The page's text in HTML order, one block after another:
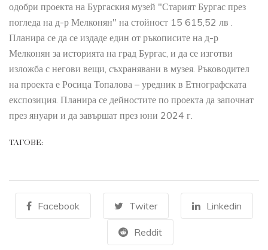
одобри проекта на Бургаския музей "Старият Бургас през
погледа на д-р Мелконян" на стойност 15 615,52 лв .
Планира се да се издаде един от ръкописите на д-р
Мелконян за историята на град Бургас, и да се изготви
изложба с негови вещи, съхранявани в музея. Ръководител
на проекта е Росица Топалова – уредник в Етнографската
експозиция. Планира се дейностите по проекта да започнат
през януари и да завършат през юни 2024 г.
ТАГОВЕ:
Facebook Twiter Linkedin
Reddit